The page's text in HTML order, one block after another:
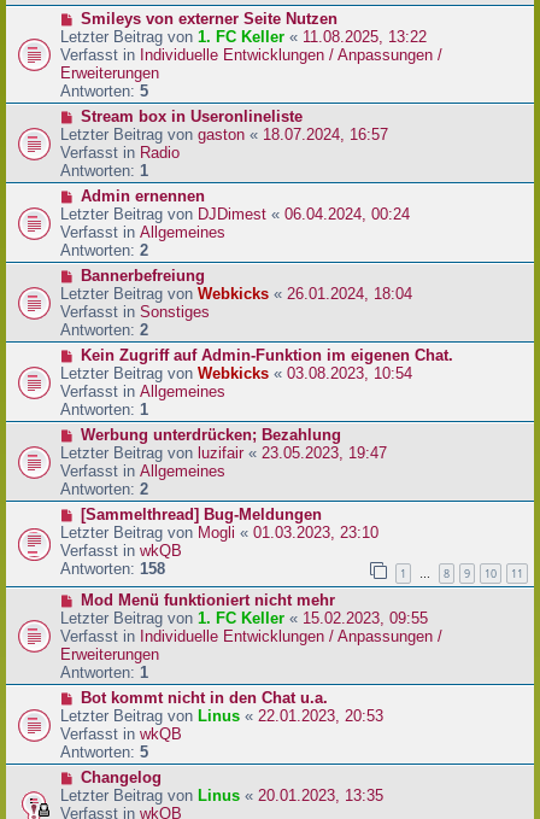
a
g
r
B
e
i
t
r
a
g
N
e
u
e
r
B
e
i
t
r
a
g
Smileys von externer Seite Nutzen
Letzter Beitrag von 1. FC Keller « 11.08.2025, 13:22
Verfasst in Individuelle Entwicklungen / Anpassungen /
Erweiterungen
Antworten: 5
N
e
u
e
r
B
e
i
t
a
g
Stream box in Useronlineliste
Letzter Beitrag von gaston « 18.07.2024, 16:57
Verfasst in Radio
Antworten: 1
N
e
u
e
r
B
e
i
t
a
g
Admin ernennen
Letzter Beitrag von DJDimest « 06.04.2024, 00:24
Verfasst in Allgemeines
Antworten: 2
N
e
u
e
r
B
e
i
t
a
g
Bannerbefreiung
Letzter Beitrag von Webkicks « 26.01.2024, 18:04
Verfasst in Sonstiges
Antworten: 2
N
e
u
e
r
B
e
i
t
a
g
Kein Zugriff auf Admin-Funktion im eigenen Chat.
Letzter Beitrag von Webkicks « 03.08.2023, 10:54
Verfasst in Allgemeines
Antworten: 1
N
e
u
e
r
B
e
i
t
a
g
Werbung unterdrücken; Bezahlung
Letzter Beitrag von luzifair « 23.05.2023, 19:47
Verfasst in Allgemeines
Antworten: 2
N
e
u
e
r
B
e
i
t
r
a
g
[Sammelthread] Bug-Meldungen
Letzter Beitrag von Mogli « 01.03.2023, 23:10
Verfasst in wkQB
Antworten: 158 1 … 8 9 10 11
N
e
u
e
r
B
e
i
t
r
a
g
Mod Menü funktioniert nicht mehr
Letzter Beitrag von 1. FC Keller « 15.02.2023, 09:55
Verfasst in Individuelle Entwicklungen / Anpassungen /
Erweiterungen
Antworten: 1
N
e
u
e
r
B
e
Bot kommt nicht in den Chat u.a.
Letzter Beitrag von Linus « 22.01.2023, 20:53
Verfasst in wkQB
Antworten: 5
N
e
u
Changelog
Letzter Beitrag von Linus « 20.01.2023, 13:35
Verfasst in wkQB